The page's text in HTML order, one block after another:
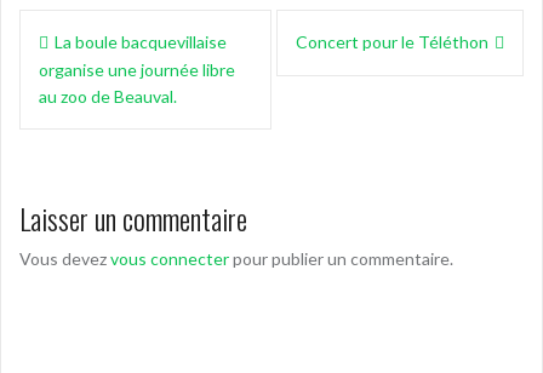
Navigation
de
l’article
La boule bacquevillaise
organise une journée libre
au zoo de Beauval.
Concert pour le Téléthon
Laisser un commentaire
Vous devezvous connecterpour publier un commentaire.